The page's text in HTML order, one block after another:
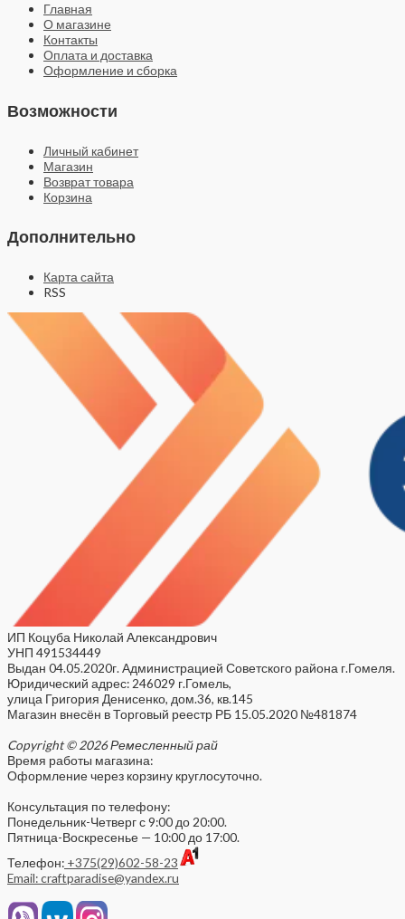
Главная
О магазине
Контакты
Оплата и доставка
Оформление и сборка
Возможности
Личный кабинет
Магазин
Возврат товара
Корзина
Дополнительно
Карта сайта
RSS
ИП Коцуба Николай Александрович
УНП 491534449
Выдан 04.05.2020г. Администрацией Советского района г.Гомеля.
Юридический адрес: 246029 г.Гомель,
улица Григория Денисенко, дом.36, кв.145
Магазин внесён в Торговый реестр РБ 15.05.2020 №481874
Copyright © 2026 Ремесленный рай
Время работы магазина:
Оформление через корзину круглосуточно.
Консультация по телефону:
Понедельник-Четверг с 9:00 до 20:00.
Пятница-Воскресенье — 10:00 до 17:00.
Телефон: +375(29)602-58-23
Email: craftparadise@yandex.ru